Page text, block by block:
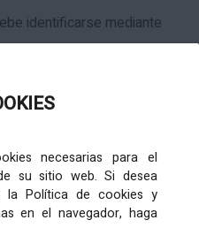
necesarias para el
su sitio web. Si desea
la Política de cookies y
en el navegador, haga
CIDADÁN
identificarse mediante